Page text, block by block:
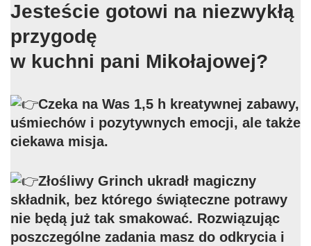
Jesteście gotowi na niezwykłą
przygodę
w kuchni pani Mikołajowej?
Czeka na Was 1,5 h kreatywnej zabawy,
uśmiechów i pozytywnych emocji, ale także
ciekawa misja.
Złośliwy Grinch ukradł magiczny
składnik, bez którego świąteczne potrawy
nie będą już tak smakować. Rozwiązując
poszczególne zadania masz do odkrycia i